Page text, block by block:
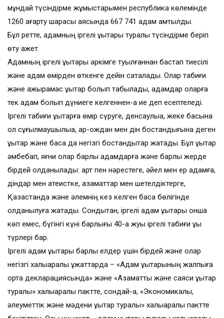
мұндай түсіндірме жұмыстарымен республика көлемінде
1260 ағарту шарасы аясында 667 741 адам қамтылды.
Бұл ретте, адамның іргелі құқықтары туралы түсіндірме беріп
өту қажет.
Адамның іргелі құқықтары әркімге туылғаннан бастап тиесілі
және адам өмірден өткенге дейін сақталады. Олар табиғи
және ажырамас құқықтар болып табылады, адамдар оларға
тек адам болып дүниеге келгеннен-ақ ие деп есептеледі.
Іргелі табиғи құқықтарға өмір сүруге, денсаулыққа, жеке басына
қол сұғылмаушылыққа, ар-ождан мен дін бостандығына деген
құқықтар және басқа да негізгі бостандықтар жатады. Бұл құқықтар
әмбебап, яғни олар барлық адамдарға және барлық жерде
бірдей қолданылады: қарт пен нәрестеге, әйел мен ер адамға,
діндар мен атеистке, азаматтар мен шетелдіктерге,
Қазақстанда және әлемнің кез келген басқа бөлігінде
қолданылуға жатады. Сондықтан, іргелі адам құқықтары онша
көп емес, бүгінгі күні барлығы 40-қа жуық іргелі табиғи құқық
түрлері бар.
Іргелі адам құқықтары барлық елдер үшін бірдей және олар
негізгі халықаралық құжаттарда – «Адам құқықтарының жалпыға
ортақ декларациясында» және «Азаматтық және саяси құқықтар
туралы» халықаралық пактте, сондай-ақ, «Экономикалық,
әлеуметтік және мәдени құқықтар туралы» халықаралық пактте